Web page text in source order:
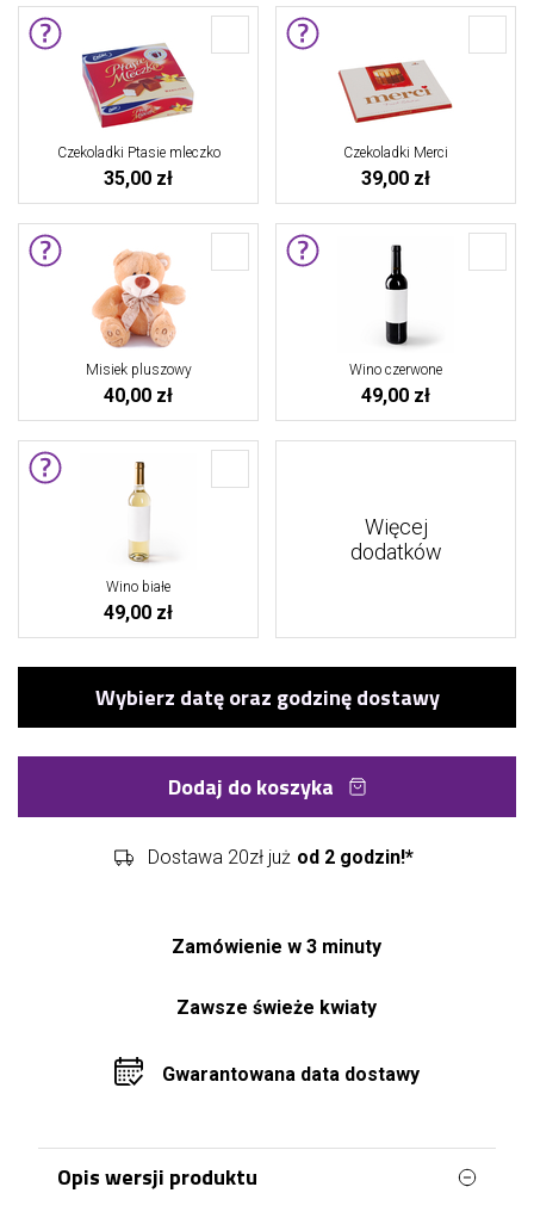
Czekoladki Ptasie mleczko
35,00 zł
Czekoladki Merci
39,00 zł
Misiek pluszowy
40,00 zł
Wino czerwone
49,00 zł
Wino białe
49,00 zł
Więcej
dodatków
Dodaj do koszyka
Dostawa 20zł już od 2 godzin!*
Zamówienie w 3 minuty
Zawsze świeże kwiaty
Gwarantowana data dostawy
Opis wersji produktu